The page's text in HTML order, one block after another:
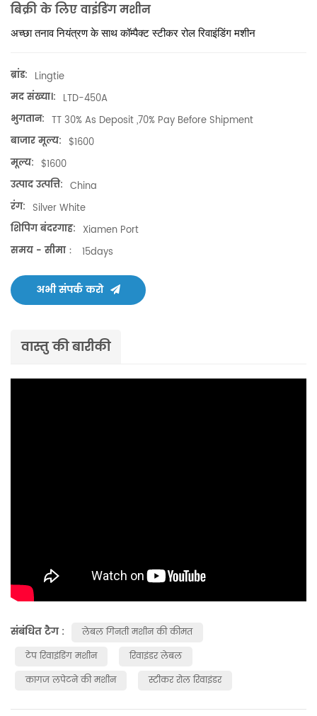
बिक्री के लिए वाइंडिंग मशीन
अच्छा तनाव नियंत्रण के साथ कॉम्पैक्ट स्टीकर रोल रिवाइंडिंग मशीन
ब्रांड: Lingtie
मद संख्या।: LTD-450A
भुगतान: TT 30% As Deposit ,70% Pay Before Shipment
बाजार मूल्य: $1600
मूल्य: $1600
उत्पाद उत्पत्ति: China
रंग: Silver White
शिपिंग बंदरगाह: Xiamen Port
समय - सीमा：
15days
अभी संपर्क करो
वास्तु की बारीकी
संबंधित टैग :
लेबल गिनती मशीन की कीमत
टेप रिवाइंडिंग मशीन
रिवाइंडर लेबल
कागज लपेटने की मशीन
स्टीकर रोल रिवाइंडर